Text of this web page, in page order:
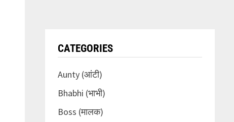
CATEGORIES
Aunty (आंटी)
Bhabhi (भाभी)
Boss (मालक)